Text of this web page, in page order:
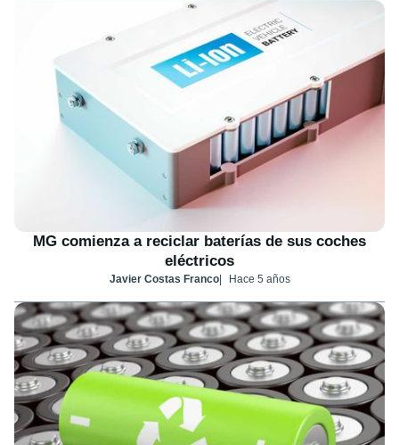
MG comienza a reciclar baterías de sus coches
eléctricos
Javier Costas Franco Hace 5 años